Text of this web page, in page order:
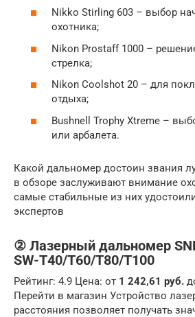
Nikko Stirling 603 – выбор
охотника;
Nikon Prostaff 1000 –
стрелка;
Nikon Coolshot 20 – для
отдыха;
Bushnell Trophy Xtreme –
или арбалета.
Какой дальномер достоин звания
в обзоре заслуживают внимание
самые стабильные из них
экспертов
② Лазерный дальномер
SW-T40/T60/T80/T100
Рейтинг: 4.9 Цена: от 1 242,61 руб.
Перейти в магазин Устройство
расстояния позволяет получать